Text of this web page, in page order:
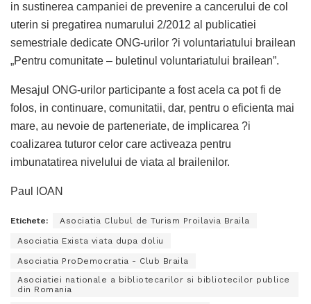
in sustinerea campaniei de prevenire a cancerului de col
uterin si pregatirea numarului 2/2012 al publicatiei
semestriale dedicate ONG-urilor ?i voluntariatului brailean
„Pentru comunitate – buletinul voluntariatului brailean”.
Mesajul ONG-urilor participante a fost acela ca pot fi de
folos, in continuare, comunitatii, dar, pentru o eficienta mai
mare, au nevoie de parteneriate, de implicarea ?i
coalizarea tuturor celor care activeaza pentru
imbunatatirea nivelului de viata al brailenilor.
Paul IOAN
Etichete: Asociatia Clubul de Turism Proilavia Braila
Asociatia Exista viata dupa doliu
Asociatia ProDemocratia - Club Braila
Asociatiei nationale a bibliotecarilor si bibliotecilor publice
din Romania